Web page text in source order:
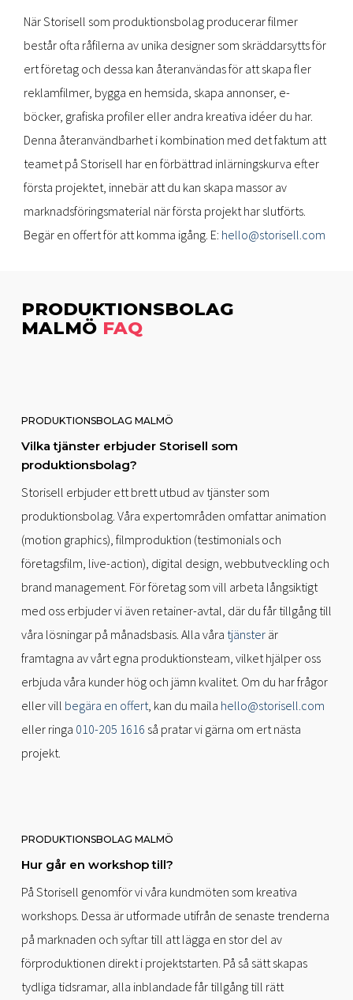
När Storisell som produktionsbolag producerar filmer
består ofta råfilerna av unika designer som skräddarsytts för
ert företag och dessa kan återanvändas för att skapa fler
reklamfilmer, bygga en hemsida, skapa annonser, e-
böcker, grafiska profiler eller andra kreativa idéer du har.
Denna återanvändbarhet i kombination med det faktum att
teamet på Storisell har en förbättrad inlärningskurva efter
första projektet, innebär att du kan skapa massor av
marknadsföringsmaterial när första projekt har slutförts.
Begär en offert för att komma igång. E: hello@storisell.com
PRODUKTIONSBOLAG
MALMÖ FAQ
PRODUKTIONSBOLAG MALMÖ
Vilka tjänster erbjuder Storisell som
produktionsbolag?
Storisell erbjuder ett brett utbud av tjänster som
produktionsbolag. Våra expertområden omfattar animation
(motion graphics), filmproduktion (testimonials och
företagsfilm, live-action), digital design, webbutveckling och
brand management. För företag som vill arbeta långsiktigt
med oss erbjuder vi även retainer-avtal, där du får tillgång till
våra lösningar på månadsbasis. Alla våra tjänsterär
framtagna av vårt egna produktionsteam, vilket hjälper oss
erbjuda våra kunder hög och jämn kvalitet. Om du har frågor
eller vill begära en offert, kan du maila hello@storisell.com
eller ringa 010-205 1616 så pratar vi gärna om ert nästa
projekt.
PRODUKTIONSBOLAG MALMÖ
Hur går en workshop till?
På Storisell genomför vi våra kundmöten som kreativa
workshops. Dessa är utformade utifrån de senaste trenderna
på marknaden och syftar till att lägga en stor del av
förproduktionen direkt i projektstarten. På så sätt skapas
tydliga tidsramar, alla inblandade får tillgång till rätt